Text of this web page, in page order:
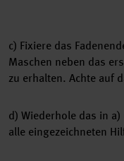
c) Fixiere das
Maschen neben das
zu erhalten. Achte auf
d) Wiederhole das in
alle eingezeichneten